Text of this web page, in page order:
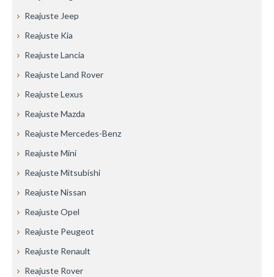
Reajuste Jeep
Reajuste Kia
Reajuste Lancia
Reajuste Land Rover
Reajuste Lexus
Reajuste Mazda
Reajuste Mercedes-Benz
Reajuste Mini
Reajuste Mitsubishi
Reajuste Nissan
Reajuste Opel
Reajuste Peugeot
Reajuste Renault
Reajuste Rover